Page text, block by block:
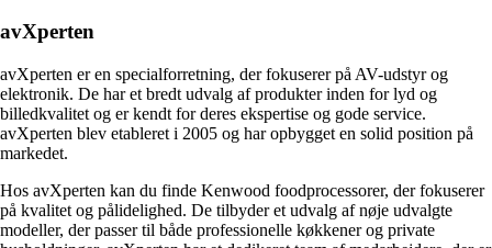
avXperten
avXperten er en specialforretning, der fokuserer på AV-udstyr og
elektronik. De har et bredt udvalg af produkter inden for lyd og
billedkvalitet og er kendt for deres ekspertise og gode service.
avXperten blev etableret i 2005 og har opbygget en solid position på
markedet.
Hos avXperten kan du finde Kenwood foodprocessorer, der fokuserer
på kvalitet og pålidelighed. De tilbyder et udvalg af nøje udvalgte
modeller, der passer til både professionelle køkkener og private